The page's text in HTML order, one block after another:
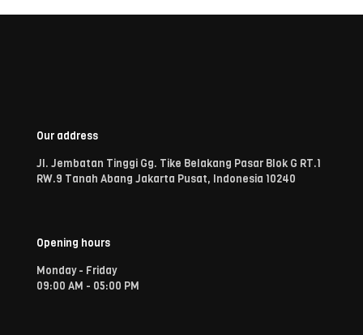
Our address
Jl. Jembatan Tinggi Gg. Tike Belakang Pasar Blok G RT.1
RW.9 Tanah Abang Jakarta Pusat, Indonesia 10240
Opening hours
Monday - Friday
09:00 AM - 05:00 PM